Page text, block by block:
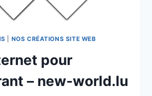
NOS CRÉATIONS SITE WEB
pour
– new-world.lu